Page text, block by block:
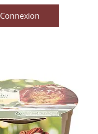
Connexion